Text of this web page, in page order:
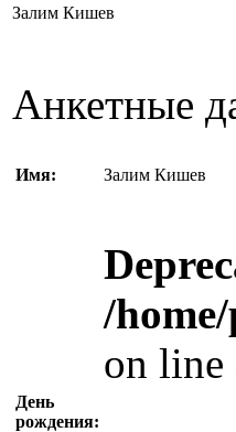
Залим Кишев
Анкетные
Имя: Залим Кишев
День
рождения:
/
on line